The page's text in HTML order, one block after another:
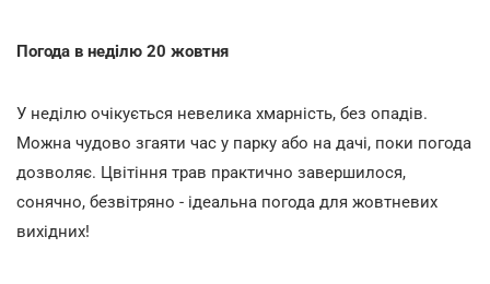
Погода в неділю 20 жовтня
У неділю очікується невелика хмарність, без опадів.
Можна чудово згаяти час у парку або на дачі, поки погода
дозволяє. Цвітіння трав практично завершилося,
сонячно, безвітряно - ідеальна погода для жовтневих
вихідних!